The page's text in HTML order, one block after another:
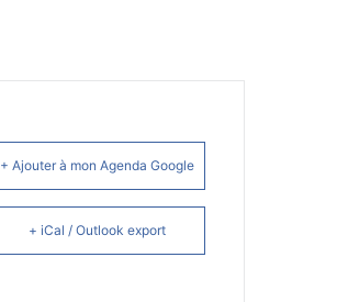
+ Ajouter à mon Agenda Google
+ iCal / Outlook export